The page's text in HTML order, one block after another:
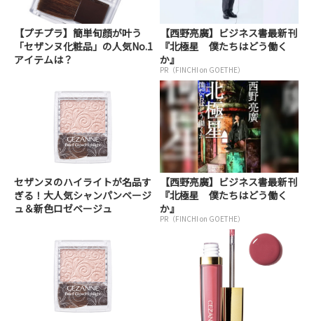
【プチプラ】簡単旬顔が叶う
「セザンヌ化粧品」の人気No.1
アイテムは？
【西野亮廣】ビジネス書最新刊
『北極星 僕たちはどう働く
か』
PR（FINCHI on GOETHE）
セザンヌのハイライトが名品す
ぎる！大人気シャンパンベージ
ュ＆新色ロゼベージュ
【西野亮廣】ビジネス書最新刊
『北極星 僕たちはどう働く
か』
PR（FINCHI on GOETHE）